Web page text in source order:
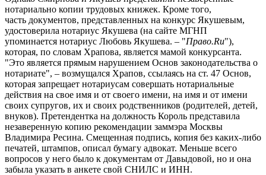
нотариально копии трудовых книжек. Кроме того,
часть документов, представленных на конкурс Якушевым,
удостоверила нотариус Якушева (на сайте МГНП
упоминается нотариус Любовь Якушева. – "Право.Ru"),
которая, по словам Храпова, является мамой конкурсанта.
"Это является прямым нарушением Основ законодательства о
нотариате", – возмущался Храпов, ссылаясь на ст. 47 Основ,
которая запрещает нотариусам совершать нотариальные
действия на свое имя и от своего имени, на имя и от имени
своих супругов, их и своих родственников (родителей, детей,
внуков). Претендентка на должность Король представила
незаверенную копию рекомендации заммэра Москвы
Владимира Ресина. Смещенная подпись, копия без каких-либо
печатей, штампов, описал бумагу адвокат. Меньше всего
вопросов у него было к документам от Давыдовой, но и она
забыла указать в анкете свой СНИЛС и ИНН.